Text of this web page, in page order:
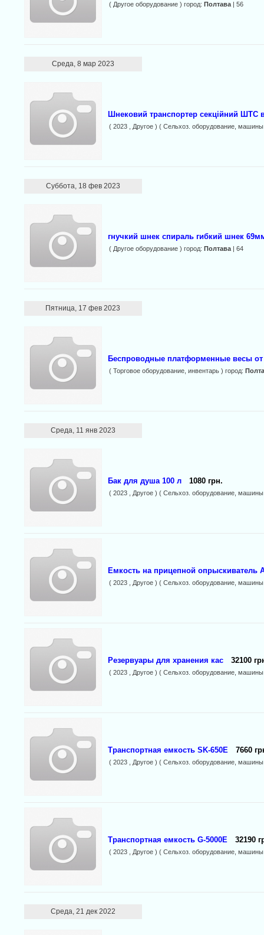
( Другое оборудование ) город: Полтава| 56
Среда, 8 мар 2023
Шнековий транспортер секційний ШТС
( 2023 , Другое ) ( Сельхоз. оборудование,
Суббота, 18 фев 2023
гнучкий шнек спираль гибкий шнек
( Другое оборудование ) город: Полтава| 64
Пятница, 17 фев 2023
Беспроводные платформенные весы от
( Торговое оборудование, инвентарь ) город:
Среда, 11 янв 2023
Бак для душа 100 л 1080 грн.
( 2023 , Другое ) ( Сельхоз. оборудование,
Емкость на прицепной опрыскиватель
( 2023 , Другое ) ( Сельхоз. оборудование,
Резервуары для хранения кас 32100
( 2023 , Другое ) ( Сельхоз. оборудование,
Транспортная емкость SK-650E 7660
( 2023 , Другое ) ( Сельхоз. оборудование,
Транспортная емкость G-5000E 32190
( 2023 , Другое ) ( Сельхоз. оборудование,
Среда, 21 дек 2022